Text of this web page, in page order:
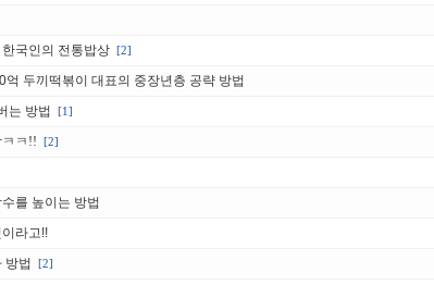
국인의 전통밥상 [2]
억 두끼떡볶이 대표의 중장년층 공략 방법
는 방법 [1]
ㅋㅋ!! [2]
를 높이는 방법
라고!!
방법 [2]